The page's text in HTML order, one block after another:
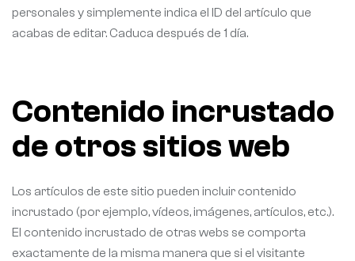
personales y simplemente indica el ID del artículo que
acabas de editar. Caduca después de 1 día.
Contenido incrustado
de otros sitios web
Los artículos de este sitio pueden incluir contenido
incrustado (por ejemplo, vídeos, imágenes, artículos, etc.).
El contenido incrustado de otras webs se comporta
exactamente de la misma manera que si el visitante